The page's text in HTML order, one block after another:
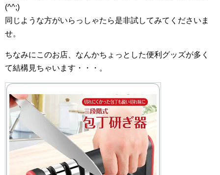
(^^;)
同じような方がいらっしゃたら是非試してみてくださいま
せ。
ちなみにこのお店、なんかちょっとした便利グッズが多く
て結構見ちゃいます・・・。